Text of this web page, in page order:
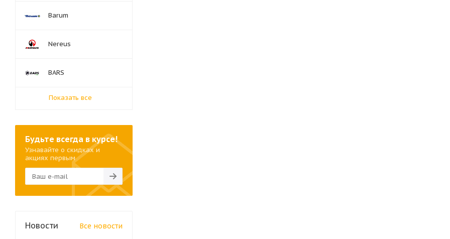
Barum
Nereus
BARS
Показать все
Будьте всегда в курсе!
Узнавайте о скидках и
акциях первым
Новости Все новости